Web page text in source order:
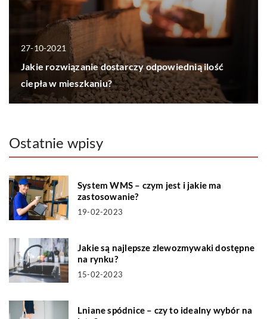
27-10-2021
Jakie rozwiązanie dostarczy odpowiednią ilość
ciepła w mieszkaniu?
Ostatnie wpisy
System WMS – czym jest i jakie ma
zastosowanie?
19-02-2023
Jakie są najlepsze zlewozmywaki dostępne
na rynku?
15-02-2023
Lniane spódnice – czy to idealny wybór na